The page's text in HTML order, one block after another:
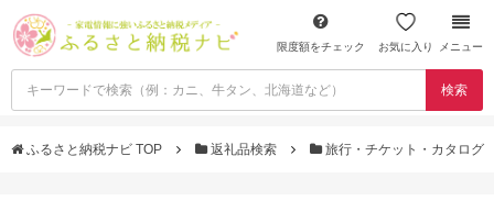
限度額をチェック お気に入り メニュー
検索
ふるさと納税ナビ TOP 返礼品検索 旅行・チケット・カタログ